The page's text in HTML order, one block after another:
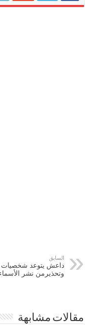
السابق
داعش يتوعد شخصيات
وتحذيرمن نشر
مقالات مشابهة